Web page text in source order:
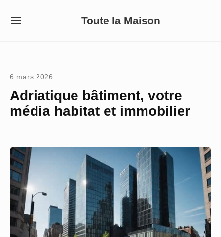
Toute la Maison
SITE
6 mars 2026
Adriatique bâtiment, votre
média habitat et immobilier